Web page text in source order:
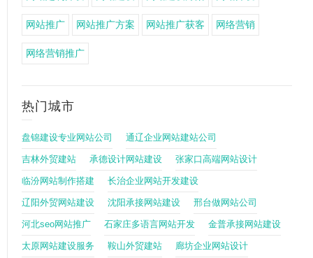
网站推广 网站推广方案 网站推广获客 网络营销
网络营销推广
热门城市
盘锦建设专业网站公司 通辽企业网站建站公司
吉林外贸建站 承德设计网站建设 张家口高端网站设计
临汾网站制作搭建 长治企业网站开发建设
辽阳外贸网站建设 沈阳承接网站建设 邢台做网站公司
河北seo网站推广 石家庄多语言网站开发 金普承接网站建设
太原网站建设服务 鞍山外贸建站 廊坊企业网站设计